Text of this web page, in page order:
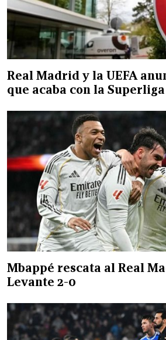
Real Madrid y la UEFA
que acaba con la Superliga
Mbappé rescata al Real
Levante 2-0